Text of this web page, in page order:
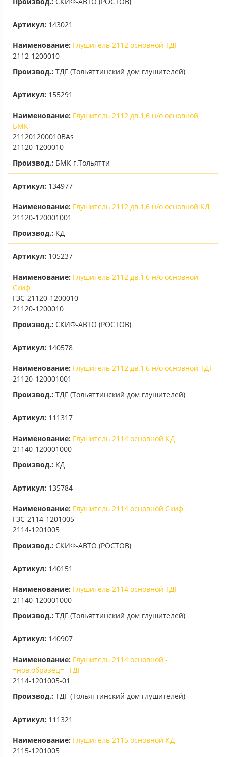
Артикул: 143021
Наименование: Глушитель 2112 основной ТДГ
2112-1200010
Производ.: ТДГ (Тольяттинский дом глушителей)
Артикул: 155291
Наименование: Глушитель 2112 дв.1,6 н/о основной
БМК
211201200010ВАs
21120-1200010
Производ.: БМК г.Тольятти
Артикул: 134977
Наименование: Глушитель 2112 дв.1,6 н/о основной КД
21120-120001001
Производ.: КД
Артикул: 105237
Наименование: Глушитель 2112 дв.1,6 н/о основной
Скиф
ГЗС-21120-1200010
21120-1200010
Производ.: СКИФ-АВТО (РОСТОВ)
Артикул: 140578
Наименование: Глушитель 2112 дв.1,6 н/о основной ТДГ
21120-120001001
Производ.: ТДГ (Тольяттинский дом глушителей)
Артикул: 111317
Наименование: Глушитель 2114 основной КД
21140-120001000
Производ.: КД
Артикул: 135784
Наименование: Глушитель 2114 основной Скиф
ГЗС-2114-1201005
2114-1201005
Производ.: СКИФ-АВТО (РОСТОВ)
Артикул: 140151
Наименование: Глушитель 2114 основной ТДГ
21140-120001000
Производ.: ТДГ (Тольяттинский дом глушителей)
Артикул: 140907
Наименование: Глушитель 2114 основной -
=нов.образец=- ТДГ
2114-1201005-01
Производ.: ТДГ (Тольяттинский дом глушителей)
Артикул: 111321
Наименование: Глушитель 2115 основной КД
2115-1201005